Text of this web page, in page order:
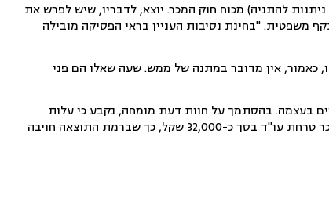
ניתנות להתניה) מכוח חוק המכר. יוצא, לדבריו, שיש לפרש את
משפטית. "בחינת נסיבות העניין בראי הפסיקה מובילה
כאמור, אין מדובר במתנה של ממש. שעה שאלו הם פני
בעצמה. בהסתמך על חוות דעת מומחה, נקבע כי עלות
התיקון מסתכמת בכ-88,000 שקל, בתוספת 5,000 שקל בגין "נזק כללי". לזאת הצטרפו הוצאות משפט ושכר טרחת עו"ד בסך כ-32,000 שקל, כך שברמת התוצאה חויבה